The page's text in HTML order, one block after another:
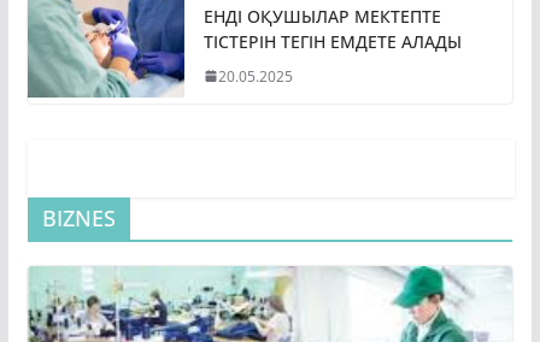
ЕНДІ ОҚУШЫЛАР МЕКТЕПТЕ
ТІСТЕРІН ТЕГІН ЕМДЕТЕ АЛАДЫ
20.05.2025
BIZNES